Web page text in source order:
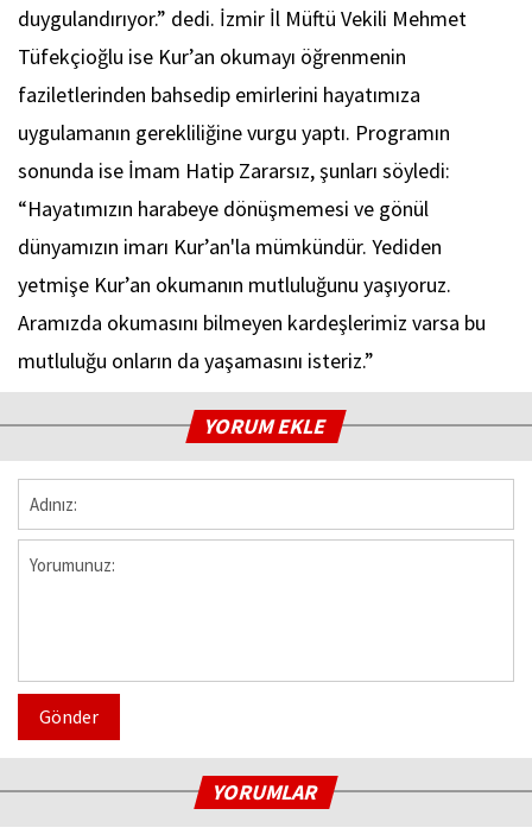
duygulandırıyor.” dedi. İzmir İl Müftü Vekili Mehmet
Tüfekçioğlu ise Kur’an okumayı öğrenmenin
faziletlerinden bahsedip emirlerini hayatımıza
uygulamanın gerekliliğine vurgu yaptı. Programın
sonunda ise İmam Hatip Zararsız, şunları söyledi:
“Hayatımızın harabeye dönüşmemesi ve gönül
dünyamızın imarı Kur’an'la mümkündür. Yediden
yetmişe Kur’an okumanın mutluluğunu yaşıyoruz.
Aramızda okumasını bilmeyen kardeşlerimiz varsa bu
mutluluğu onların da yaşamasını isteriz.”
YORUM EKLE
Gönder
YORUMLAR